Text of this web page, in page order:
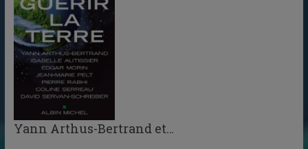
Yann Arthus-Bertrand et…